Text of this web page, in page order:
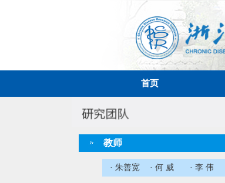
首页
教师
· 朱善宽 · 何 威 · 李 伟